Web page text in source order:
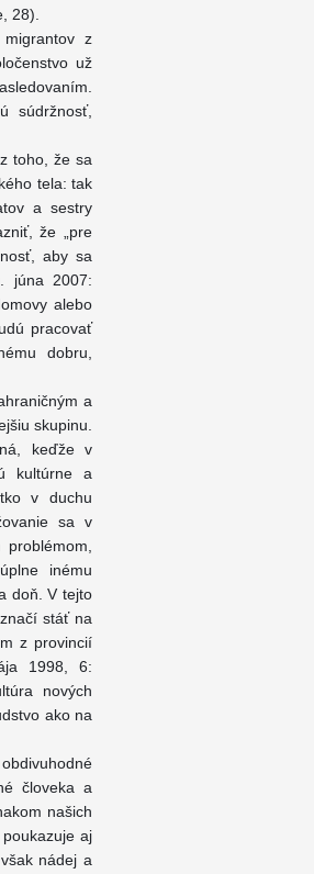
28).
z
už
súdržnosť,
toho, že sa
tela: tak
a sestry
že „pre
aby sa
júna 2007:
alebo
pracovať
dobru,
a
skupinu.
keďže v
kultúrne a
v duchu
sa v
inému
doň. V tejto
stáť na
z provincií
1998, 6:
nových
ako na
človeka a
našich
aj
nádej a